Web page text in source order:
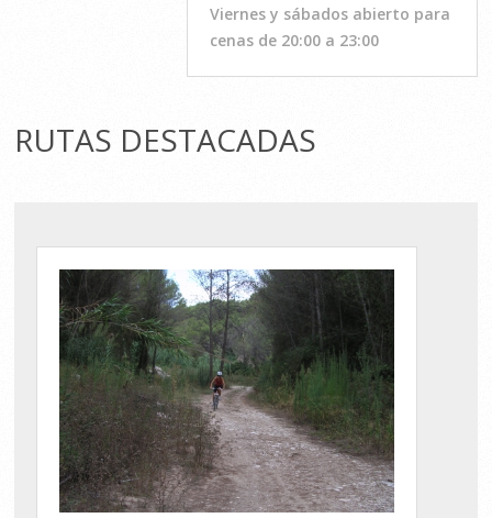
Viernes y sábados abierto para
cenas de 20:00 a 23:00
RUTAS DESTACADAS